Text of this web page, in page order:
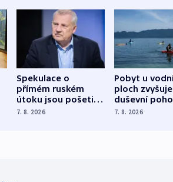
Spekulace o
přímém ruském
útoku jsou pošetilé,
míní estonský
7. 8. 2026
Pobyt u
ploch zvyšuje
duševní
ukázala
7. 8. 2026